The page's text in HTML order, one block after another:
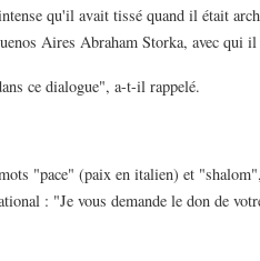
qu'il avait tissé quand il était
Aires Abraham Storka, avec qui
ce dialogue", a-t-il rappelé.
"pace" (paix en italien) et
: "Je vous demande le don de